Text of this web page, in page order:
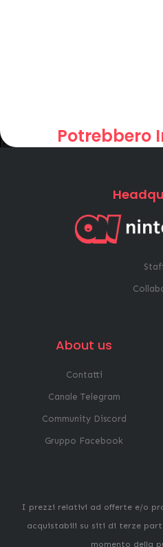
Potrebbero
About us
Contatti
Canale Telegram
Community Discord
Gruppo Facebook
I prezzi relativi ad offerte e/o
acquistabili su siti di terze
momento della